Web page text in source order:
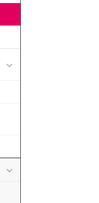
Undermeny för
Undermeny för Aktuellt